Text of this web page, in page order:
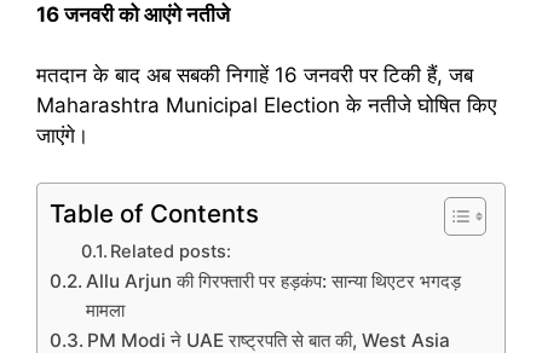
16 जनवरी को आएंगे नतीजे
मतदान के बाद अब सबकी निगाहें 16 जनवरी पर टिकी हैं, जब
Maharashtra Municipal Election के नतीजे घोषित किए
जाएंगे।
Table of Contents
Related posts:
Allu Arjun की गिरफ्तारी पर हड़कंप: सान्या थिएटर भगदड़
मामला
PM Modi ने UAE राष्ट्रपति से बात की, West Asia